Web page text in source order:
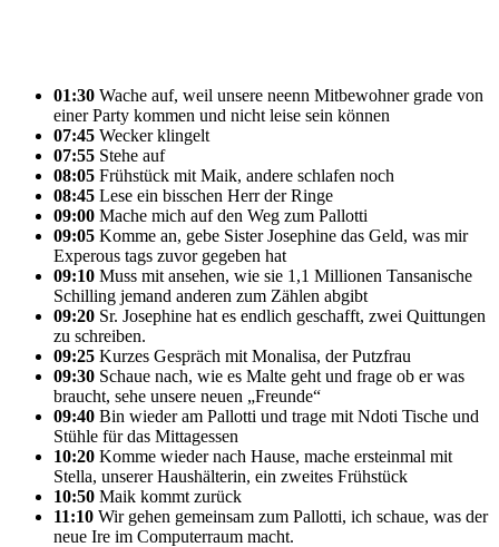
01:30 Wache auf, weil unsere neenn Mitbewohner grade von
einer Party kommen und nicht leise sein können
07:45 Wecker klingelt
07:55 Stehe auf
08:05 Frühstück mit Maik, andere schlafen noch
08:45 Lese ein bisschen Herr der Ringe
09:00 Mache mich auf den Weg zum Pallotti
09:05 Komme an, gebe Sister Josephine das Geld, was mir
Experous tags zuvor gegeben hat
09:10 Muss mit ansehen, wie sie 1,1 Millionen Tansanische
Schilling jemand anderen zum Zählen abgibt
09:20 Sr. Josephine hat es endlich geschafft, zwei Quittungen
zu schreiben.
09:25 Kurzes Gespräch mit Monalisa, der Putzfrau
09:30 Schaue nach, wie es Malte geht und frage ob er was
braucht, sehe unsere neuen „Freunde“
09:40 Bin wieder am Pallotti und trage mit Ndoti Tische und
Stühle für das Mittagessen
10:20 Komme wieder nach Hause, mache ersteinmal mit
Stella, unserer Haushälterin, ein zweites Frühstück
10:50 Maik kommt zurück
11:10 Wir gehen gemeinsam zum Pallotti, ich schaue, was der
neue Ire im Computerraum macht.